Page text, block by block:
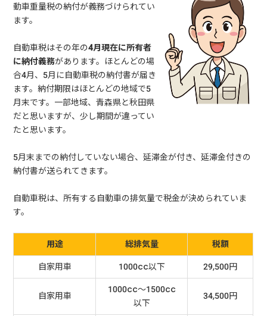
動車重量税の納付が義務づけられてい
ます。
自動車税はその年の4月現在に所有者
に納付義務があります。ほとんどの場
合4月、5月に自動車税の納付書が届き
ます。納付期限はほとんどの地域で5
月末です。一部地域、青森県と秋田県
だと思いますが、少し期間が違ってい
たと思います。
5月末までの納付していない場合、延滞金が付き、延滞金付きの
納付書が送られてきます。
自動車税は、所有する自動車の排気量で税金が決められていま
す。
用途 総排気量
税額
自家用車
1000cc以下 29,500円
自家用車
1000cc～1500cc
以下
34,500円